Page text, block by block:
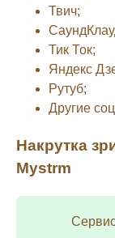
Твич;
Тик Ток;
Яндекс
Рутуб;
Другие
Накрутка
Mystrm